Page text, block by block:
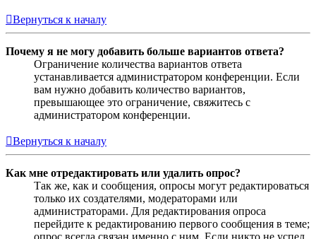
Вернуться к началу
Почему я не могу добавить больше вариантов ответа?
Ограничение количества вариантов ответа
устанавливается администратором конференции. Если
вам нужно добавить количество вариантов,
превышающее это ограничение, свяжитесь с
администратором конференции.
Вернуться к началу
Как мне отредактировать или удалить опрос?
Так же, как и сообщения, опросы могут редактироваться
только их создателями, модераторами или
администраторами. Для редактирования опроса
перейдите к редактированию первого сообщения в теме;
опрос всегда связан именно с ним. Если никто не успел